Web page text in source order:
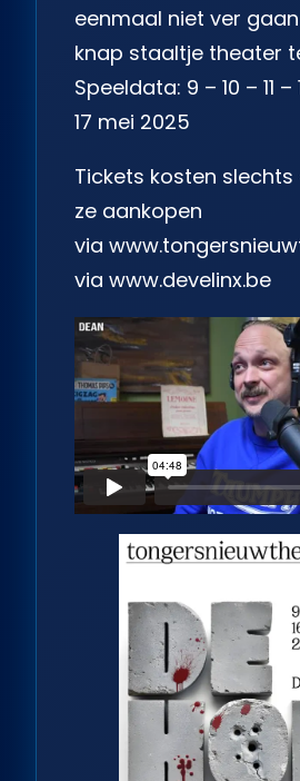
eenmaal niet ver
knap staaltje theater
Speeldata: 9 – 10 – 11 –
17 mei 2025
Tickets kosten slechts
ze aankopen
via
via www.develinx.be